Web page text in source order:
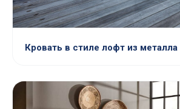
Кровать в стиле лофт из